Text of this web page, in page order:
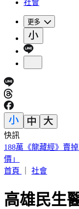
社會
更多
快訊
遠見天下創辦人高希
認同
首頁
社會
高雄民生